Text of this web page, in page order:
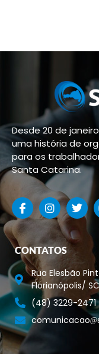
Desde 20 de
uma história de
para os
Santa Catarina.
CONTATOS
Rua Elesbão
Florianópolis/
(48) 3229-2471
comunicacao